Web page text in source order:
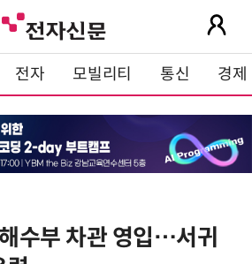
전자 모빌리티 통신 경제
수부 차관 영입…서귀